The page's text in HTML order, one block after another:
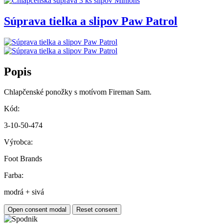
Súprava tielka a slipov Paw Patrol
Popis
Chlapčenské ponožky s motívom Fireman Sam.
Kód:
3-10-50-474
Výrobca:
Foot Brands
Farba:
modrá + sivá
Open consent modal Reset consent